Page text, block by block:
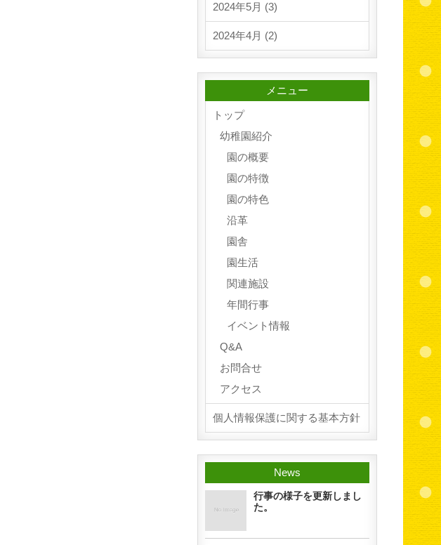
2024年5月 (3)
2024年4月 (2)
メニュー
トップ
幼稚園紹介
園の概要
園の特徴
園の特色
沿革
園舎
園生活
関連施設
年間行事
イベント情報
Q&A
お問合せ
アクセス
個人情報保護に関する基本方針
News
行事の様子を更新しまし
た。